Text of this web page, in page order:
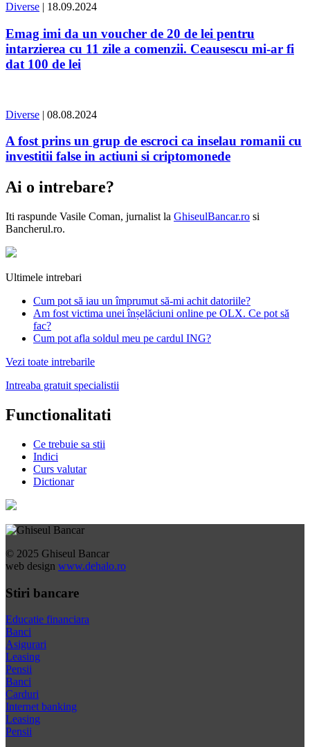
Diverse | 18.09.2024
Emag imi da un voucher de 20 de lei pentru
intarzierea cu 11 zile a comenzii. Ceausescu mi-ar fi
dat 100 de lei
Diverse | 08.08.2024
A fost prins un grup de escroci ca inselau romanii cu
investitii false in actiuni si criptomonede
Ai o intrebare?
Iti raspunde Vasile Coman, jurnalist la GhiseulBancar.ro si
Bancherul.ro.
Ultimele intrebari
Cum pot să iau un împrumut să-mi achit datoriile?
Am fost victima unei înșelăciuni online pe OLX. Ce pot să
fac?
Cum pot afla soldul meu pe cardul ING?
Vezi toate intrebarile
Intreaba gratuit specialistii
Functionalitati
Ce trebuie sa stii
Indici
Curs valutar
Dictionar
© 2025 Ghiseul Bancar
web design www.dehalo.ro
Stiri bancare
Educatie financiara
Banci
Asigurari
Leasing
Pensii
Banci
Carduri
Internet banking
Leasing
Pensii